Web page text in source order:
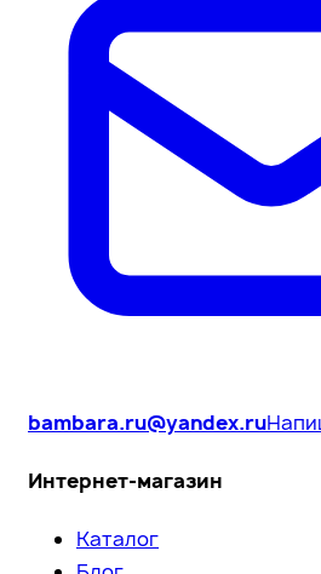
bambara.ru@yandex.ru
Интернет-магазин
Каталог